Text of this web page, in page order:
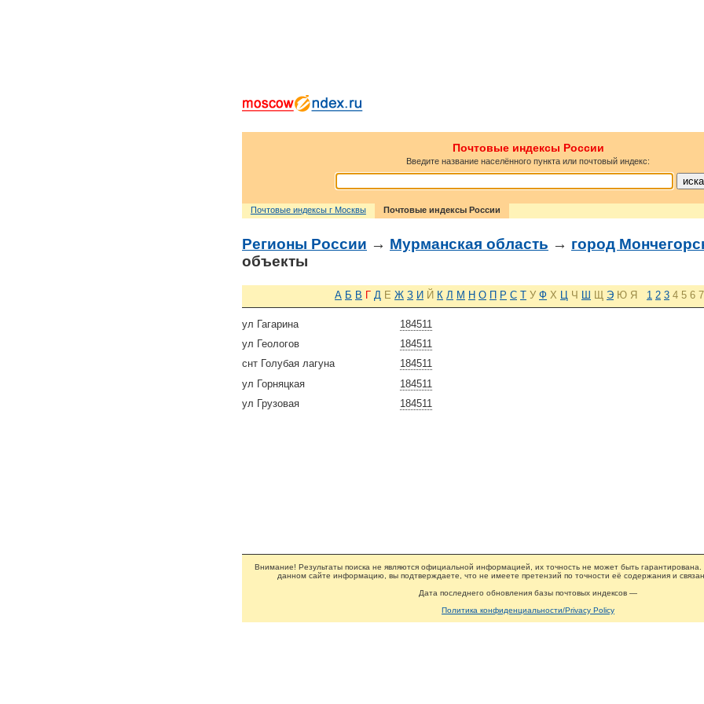
Почтовые индексы России
Введите название населённого пункта или почтовый индекс:
Почтовые индексы г Москвы Почтовые индексы России
Регионы России → Мурманская область → город
объекты
А Б В Г Д Е Ж З И Й К Л М Н О П Р С Т У Ф Х Ц Ч Ш Щ Э Ю Я 1 2 3 4 5 6 7
184511
ул Гагарина
184511
ул Геологов
184511
снт Голубая лагуна
184511
ул Горняцкая
184511
ул Грузовая
Внимание! Результаты поиска не являются официальной информацией, их точность не может быть гарантирована.
данном сайте информацию, вы подтверждаете, что не имеете претензий по точности её содержания и
Дата последнего обновления базы почтовых индексов —
Политика конфиденциальности/Privacy Policy